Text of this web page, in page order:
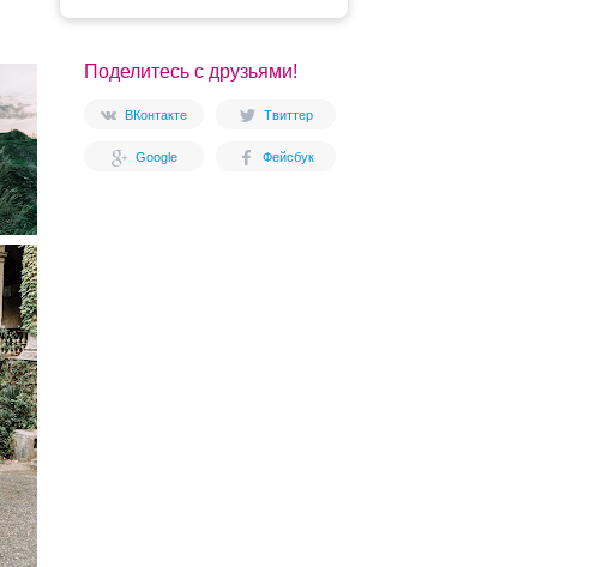
Поделитесь с друзьями!
ВКонтакте Твиттер
Google Фейсбук